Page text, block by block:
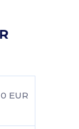
0 EUR